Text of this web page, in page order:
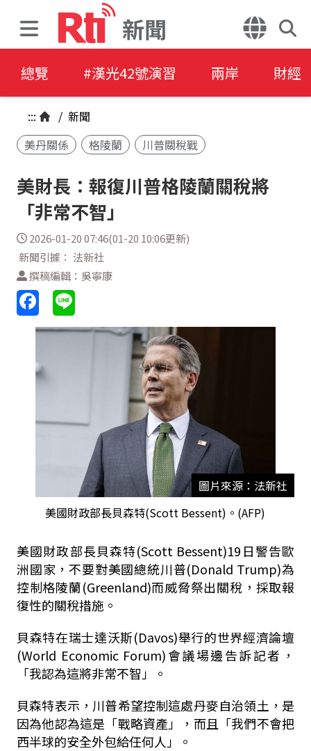
新聞
總覽 #漢光42號演習 兩岸 財經
::: / 新聞
美丹關係
格陵蘭 川普關稅戰
美財長：報復川普格陵蘭關稅將
「非常不智」
2026-01-20 07:46(01-20 10:06更新)
新聞引據： 法新社
撰稿編輯：吳寧康
圖片來源：法新社
美國財政部長貝森特(Scott Bessent)。(AFP)
美國財政部長貝森特(Scott Bessent)19日警告歐
洲國家，不要對美國總統川普(Donald Trump)為
控制格陵蘭(Greenland)而威脅祭出關稅，採取報
復性的關稅措施。
貝森特在瑞士達沃斯(Davos)舉行的世界經濟論壇
(World Economic Forum)會議場邊告訴記者，
「我認為這將非常不智」。
貝森特表示，川普希望控制這處丹麥自治領土，是
因為他認為這是「戰略資產」，而且「我們不會把
西半球的安全外包給任何人」。